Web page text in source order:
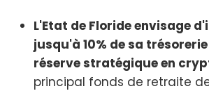
L'Etat de Floride envisage
jusqu'à 10% de sa
réserve stratégique en
principal fonds de retraite